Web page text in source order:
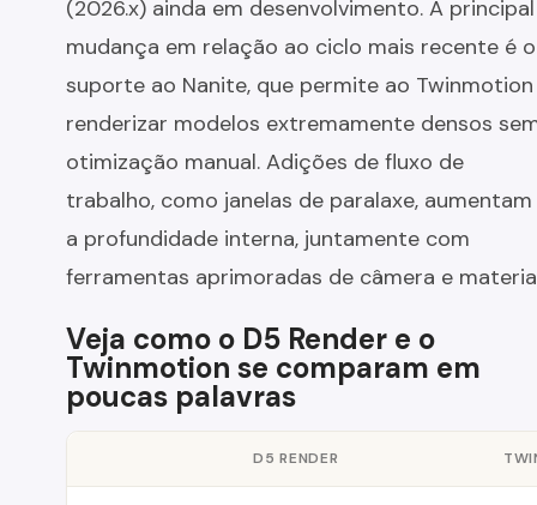
(2026.x) ainda em desenvolvimento. A principal
mudança em relação ao ciclo mais recente é o
suporte ao Nanite, que permite ao Twinmotion
renderizar modelos extremamente densos
otimização manual. Adições de fluxo de
trabalho, como janelas de paralaxe, aumentam
a profundidade interna, juntamente com
ferramentas aprimoradas de câmera e
Veja como o D5 Render e o
Twinmotion se comparam em
poucas palavras
D5 RENDER